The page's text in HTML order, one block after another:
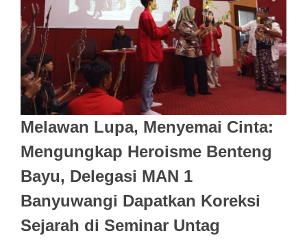
Melawan Lupa, Menyemai Cinta:
Mengungkap Heroisme Benteng
Bayu, Delegasi MAN 1
Banyuwangi Dapatkan Koreksi
Sejarah di Seminar Untag